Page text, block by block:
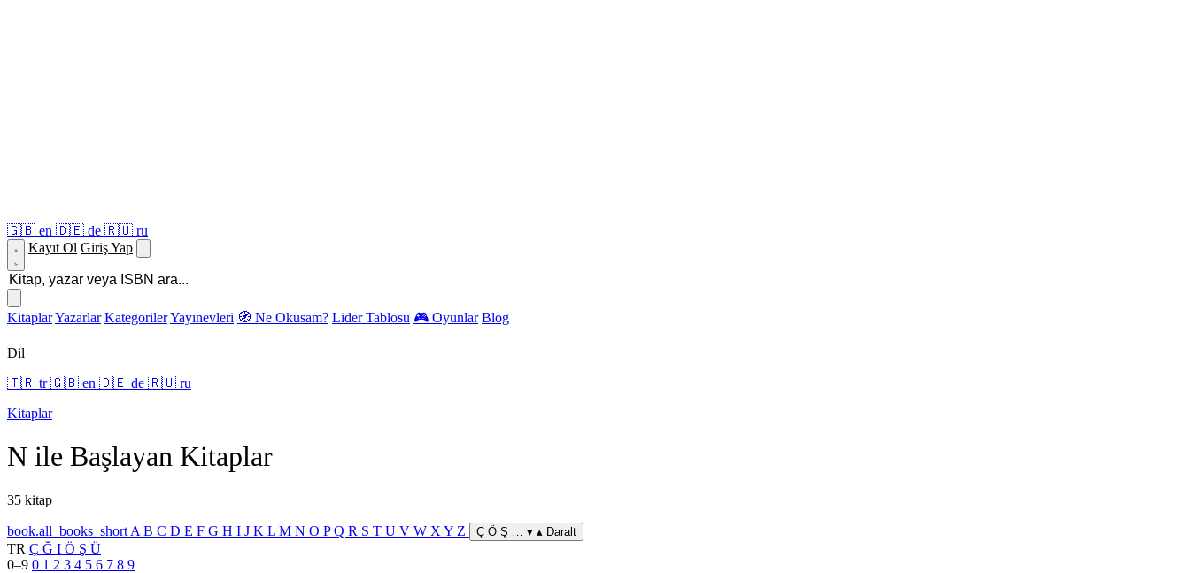
🇬🇧 en 🇩🇪 de 🇷🇺 ru
Kayıt Ol Giriş Yap
KitaplarYazarlar KategorilerYayınevleri 🧭 Ne Okusam? Lider Tablosu 🎮 Oyunlar Blog
Dil
🇹🇷 tr 🇬🇧 en 🇩🇪 de 🇷🇺 ru
Kitaplar
N ile Başlayan Kitaplar
35 kitap
book.all_books_short A B C D E F G H I J K L M N O PQ R S T U V W X Y Z Ç Ö Ş … ▾ ▴ Daralt
TR Ç Ğ I Ö Ş Ü
0–9 0 1 2 3 4 5 6 7 8 9